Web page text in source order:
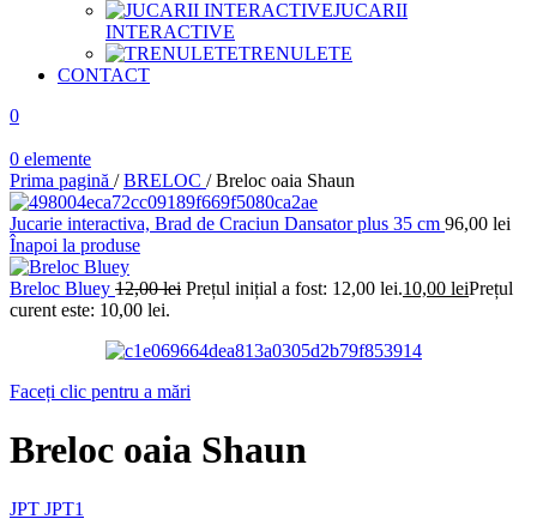
JUCARII
INTERACTIVE
TRENULETE
CONTACT
0
0 elemente
Prima pagină / BRELOC / Breloc oaia Shaun
Jucarie interactiva, Brad de Craciun Dansator plus 35 cm 96,00 lei
Înapoi la produse
Breloc Bluey 12,00lei Prețul inițial a fost: 12,00 lei.10,00 leiPrețul
curent este: 10,00 lei.
Faceți clic pentru a mări
Breloc oaia Shaun
JPT JPT1